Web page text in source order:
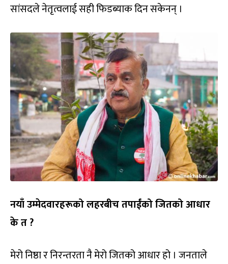
सांसदले नेतृत्वलाई सही फिडब्याक दिन सकेनन् ।
नयाँ उम्मेदवारहरूको लहरबीच तपाईंको जितको आधार
के त ?
मेरो निष्ठा र निरन्तरता नै मेरो जितको आधार हो । जनताले